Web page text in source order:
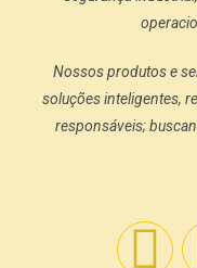
Nossos produtos e
soluções inteligentes,
responsáveis;